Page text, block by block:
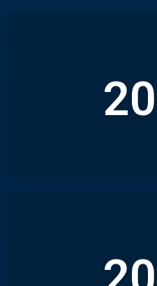
SOPHIE
FONDATEUR,
LE